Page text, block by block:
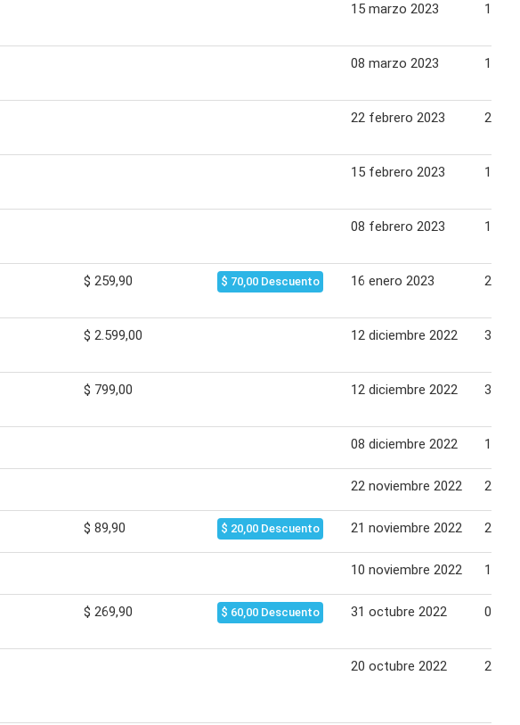
15 marzo 2023 19
08 marzo 2023 12
22 febrero 2023 26
15 febrero 2023 19
08 febrero 2023 12
$ 259,90 $ 70,00 Descuento 16 enero 2023 22
$ 2.599,00 12 diciembre 2022 31
$ 799,00 12 diciembre 2022 31
08 diciembre 2022 11
22 noviembre 2022 27
$ 89,90 $ 20,00 Descuento 21 noviembre 2022 27
10 noviembre 2022 13
$ 269,90 $ 60,00 Descuento 31 octubre 2022 06
20 octubre 2022 23